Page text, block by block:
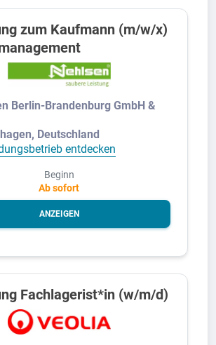
zum Kaufmann (m/w/x)
Berlin-Brandenburg GmbH &
Deutschland
entdecken
Beginn
Ab sofort
ANZEIGEN
Fachlagerist*in (w/m/d)